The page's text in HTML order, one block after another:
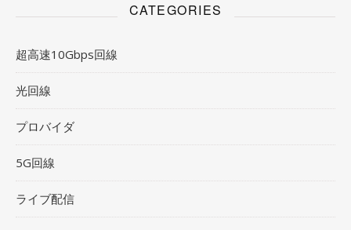
CATEGORIES
超高速10Gbps回線
光回線
プロバイダ
5G回線
ライブ配信